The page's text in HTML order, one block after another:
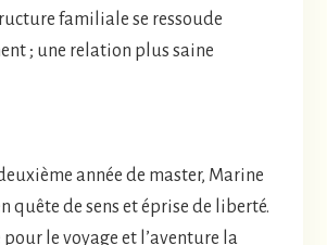
familiale se ressoude
; une relation plus saine
année de master, Marine
quête de sens et éprise de liberté.
le voyage et l’aventure la